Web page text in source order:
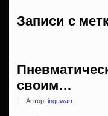
Записи с
своим…
Автор: ingewarr